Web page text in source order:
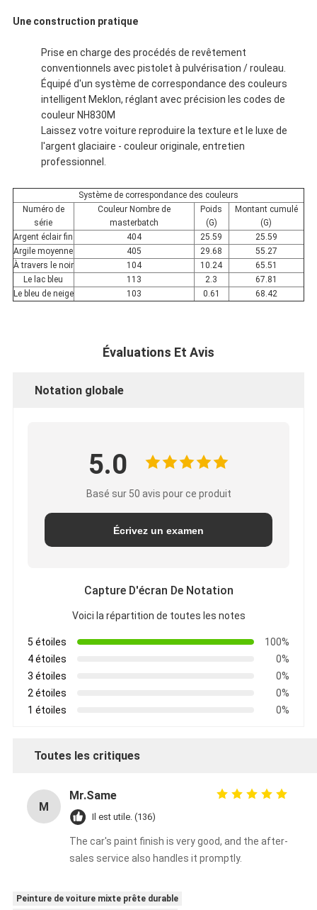
Une construction pratique
Prise en charge des procédés de revêtement
conventionnels avec pistolet à pulvérisation / rouleau.
Équipé d'un système de correspondance des couleurs
intelligent Meklon, réglant avec précision les codes de
couleur NH830M
Laissez votre voiture reproduire la texture et le luxe de
l'argent glaciaire - couleur originale, entretien
professionnel.
Système de correspondance des couleurs
Numéro de
série
Couleur Nombre de
masterbatch
Poids
(G)
Montant cumulé
(G)
Argent éclair fin
404 25.59
25.59
Argile moyenne
405 29.68
55.27
À travers le noir
104 10.24
65.51
Le lac bleu
113 2.3
67.81
Le bleu de neige
103 0.61 68.42
Évaluations Et Avis
Notation globale
5.0
Basé sur 50 avis pour ce produit
Écrivez un examen
Capture D'écran De Notation
Voici la répartition de toutes les notes
5 étoiles
100%
4 étoiles
0%
3 étoiles
0%
2 étoiles
0%
1 étoiles
0%
Toutes les critiques
M
Mr.Same
Il est utile. (136)
The car's paint finish is very good, and the after-
sales service also handles it promptly.
Peinture de voiture mixte prête durable